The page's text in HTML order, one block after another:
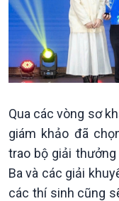
Qua các vòng sơ
giám khảo đã
trao bộ giải thưởng
Ba và các giải
các thí sinh cũng